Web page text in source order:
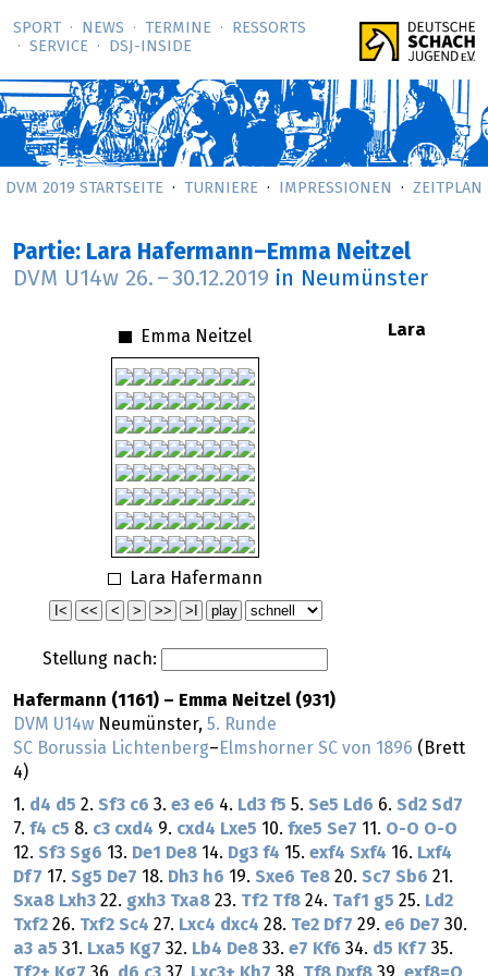
SPORT NEWS TERMINE
RESSORTS
SERVICE
DSJ-­INSIDE
DVM 2019 STARTSEITE TURNIERE IMPRESSIONEN ZEITPLAN
Partie: Lara Hafermann–Emma Neitzel
DVM U14w 26. – 30.12.2019 in Neumünster
Emma Neitzel
Lara Hafermann
Stellung nach:
Lara
Hafermann (1161) – Emma Neitzel (931)
DVM U14w Neumünster, 5. Runde
SC Borussia Lichtenberg– Elmshorner SC von 1896 (Brett
4)
1. d4 d5 2. Sf3 c6 3. e3 e6 4. Ld3 f5 5. Se5 Ld6 6. Sd2 Sd7
7. f4 c5 8. c3 cxd4 9. cxd4 Lxe5 10. fxe5 Se7 11. O-O O-O
12. Sf3 Sg6 13. De1 De8 14. Dg3 f4 15. exf4 Sxf4 16. Lxf4
Df7 17. Sg5 De7 18. Dh3 h6 19. Sxe6 Te8 20. Sc7 Sb6 21.
Sxa8 Lxh3 22. gxh3 Txa8 23. Tf2 Tf8 24. Taf1 g5 25. Ld2
Txf2 26. Txf2 Sc4 27. Lxc4 dxc4 28. Te2 Df7 29. e6 De7 30.
a3 a5 31. Lxa5 Kg7 32. Lb4 De8 33. e7 Kf6 34. d5 Kf7 35.
Tf2+ Kg7 36. d6 c3 37. Lxc3+ Kh7 38. Tf8 Dxf8 39. exf8=Q